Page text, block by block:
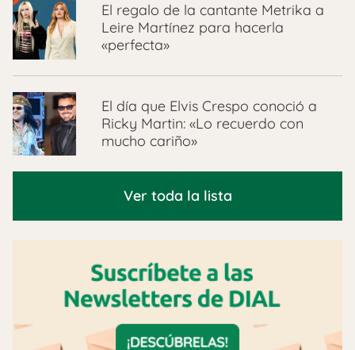
El regalo de la cantante Metrika a
Leire Martínez para hacerla
«perfecta»
El día que Elvis Crespo conoció a
Ricky Martin: «Lo recuerdo con
mucho cariño»
Ver toda la lista